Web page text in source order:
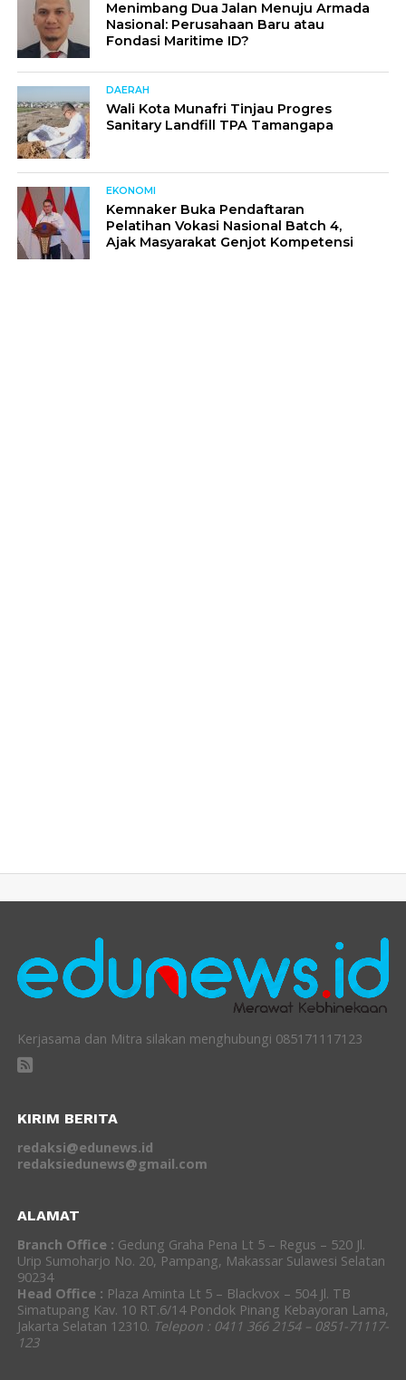
Menimbang Dua Jalan Menuju Armada
Nasional: Perusahaan Baru atau
Fondasi Maritime ID?
DAERAH
Wali Kota Munafri Tinjau Progres
Sanitary Landfill TPA Tamangapa
EKONOMI
Kemnaker Buka Pendaftaran
Pelatihan Vokasi Nasional Batch 4,
Ajak Masyarakat Genjot Kompetensi
Kerjasama dan Mitra silakan menghubungi 085171117123
KIRIM BERITA
redaksi@edunews.id
redaksiedunews@gmail.com
ALAMAT
Branch Office : Gedung Graha Pena Lt 5 – Regus – 520 Jl.
Urip Sumoharjo No. 20, Pampang, Makassar Sulawesi Selatan
90234
Head Office : Plaza Aminta Lt 5 – Blackvox – 504 Jl. TB
Simatupang Kav. 10 RT.6/14 Pondok Pinang Kebayoran Lama,
Jakarta Selatan 12310. Telepon : 0411 366 2154 – 0851-71117-
123